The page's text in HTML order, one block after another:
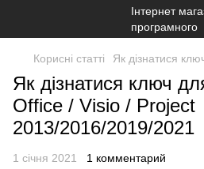
Корисні статті Як дізнатися
Як дізнатися ключ
Office / Visio / Project
2013/2016/2019/2021
1 січня 2021 1 комментарий